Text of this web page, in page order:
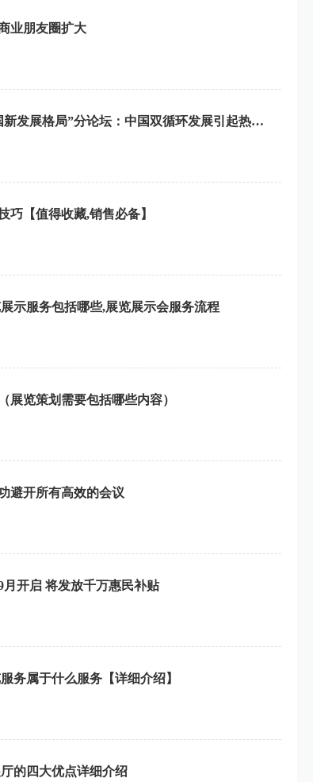
业朋友圈扩大
博鳌论坛2021“双循环的中国新发展格局”分论坛：中国双循环发展引起热烈讨论！
巧【值得收藏,销售必备】
示服务包括哪些,展览展示会服务流程
展览策划需要包括哪些内容）
避开所有高效的会议
开启 将发放千万惠民补贴
务属于什么服务【详细介绍】
的四大优点详细介绍